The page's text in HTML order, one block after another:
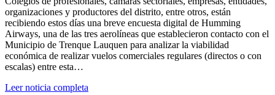
organizaciones y productores del distrito, entre otros, están
recibiendo estos días una breve encuesta digital de Humming
Airways, una de las tres aerolíneas que establecieron contacto con el
Municipio de Trenque Lauquen para analizar la viabilidad
económica de realizar vuelos comerciales regulares (directos o con
escalas) entre esta…
Leer noticia completa